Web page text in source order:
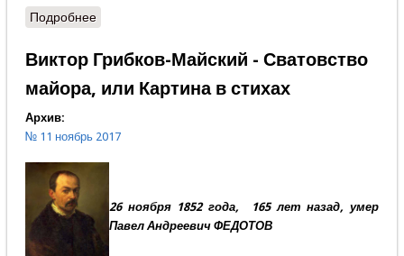
Подробнеео В темнице был...
Виктор Грибков-Майский - Сватовство
майора, или Картина в стихах
Архив:
№ 11 ноябрь 2017
26 ноября 1852 года, 165 лет назад, умер
Павел Андреевич ФЕДОТОВ